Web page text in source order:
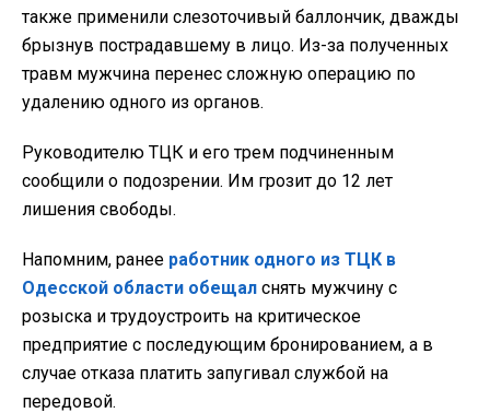
также применили слезоточивый баллончик, дважды
брызнув пострадавшему в лицо. Из-за полученных
травм мужчина перенес сложную операцию по
удалению одного из органов.
Руководителю ТЦК и его трем подчиненным
сообщили о подозрении. Им грозит до 12 лет
лишения свободы.
Напомним, ранее работник одного из ТЦК в
Одесской области обещал снять мужчину с
розыска и трудоустроить на критическое
предприятие с последующим бронированием, а в
случае отказа платить запугивал службой на
передовой.